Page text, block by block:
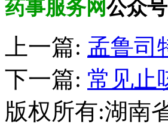
药事服务网公众号
上一篇: 孟鲁司
下一篇: 常见止
版权所有:湖南